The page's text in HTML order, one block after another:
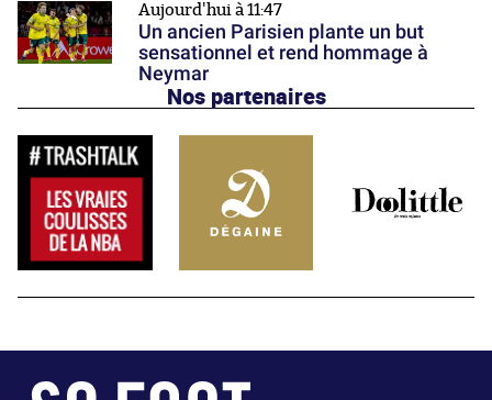
Aujourd'hui à 11:47
Un ancien Parisien plante un but
sensationnel et rend hommage à
Neymar
Nos partenaires